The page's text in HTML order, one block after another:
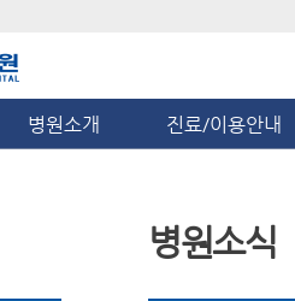
병원소개 진료/이용안내
병원소식